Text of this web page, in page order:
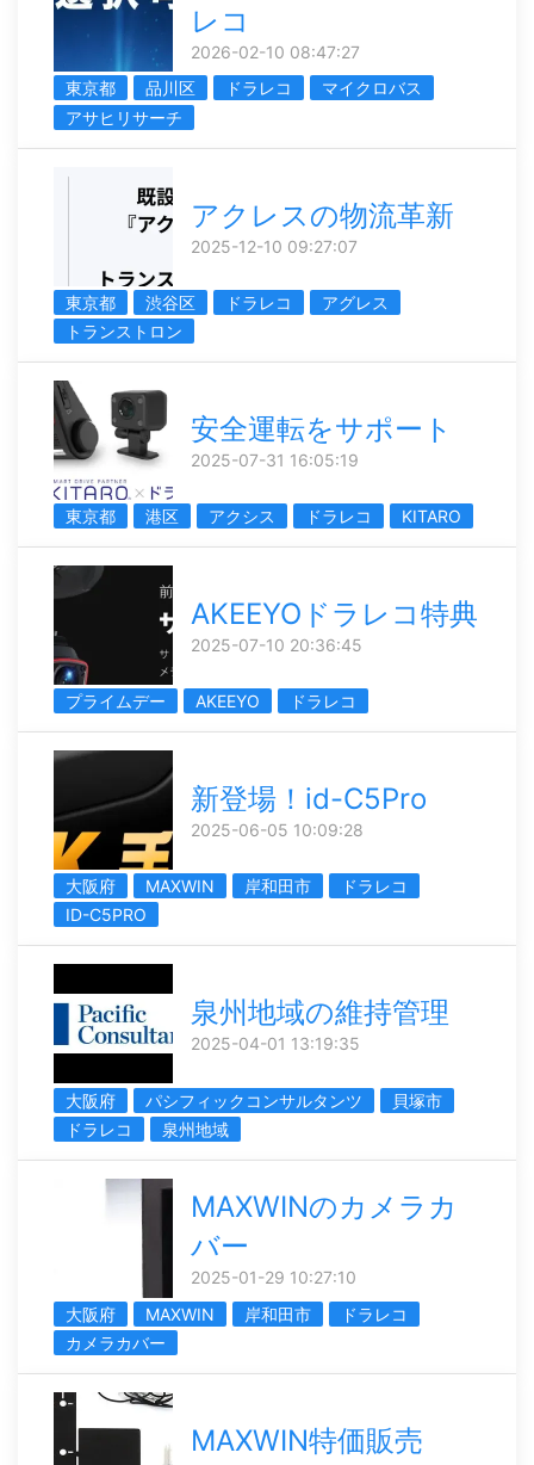
レコ
2026-02-10 08:47:27
東京都
品川区 ドラレコ
マイクロバス
アサヒリサーチ
アクレスの物流革新
2025-12-10 09:27:07
東京都 渋谷区 ドラレコ
アグレス
トランストロン
安全運転をサポート
2025-07-31 16:05:19
東京都 港区 アクシス ドラレコ KITARO
AKEEYOドラレコ特典
2025-07-10 20:36:45
プライムデー AKEEYO ドラレコ
新登場！id-C5Pro
2025-06-05 10:09:28
大阪府 MAXWIN 岸和田市
ドラレコ
ID-C5PRO
泉州地域の維持管理
2025-04-01 13:19:35
大阪府 パシフィックコンサルタンツ
貝塚市
ドラレコ
泉州地域
MAXWINのカメラカ
バー
2025-01-29 10:27:10
大阪府
MAXWIN 岸和田市
ドラレコ
カメラカバー
MAXWIN特価販売